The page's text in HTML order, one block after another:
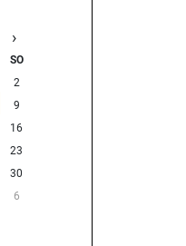
›
SO
2
9
16
23
30
6